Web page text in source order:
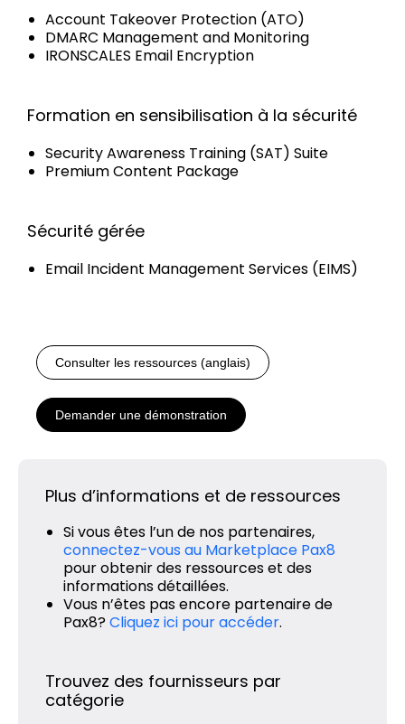
Account Takeover Protection (ATO)
DMARC Management and Monitoring
IRONSCALES Email Encryption
Formation en sensibilisation à la sécurité
Security Awareness Training (SAT) Suite
Premium Content Package
Sécurité gérée
Email Incident Management Services (EIMS)
Consulter les ressources (anglais)
Demander une démonstration
Plus d’informations et de ressources
Si vous êtes l’un de nos partenaires,
connectez-vous au Marketplace Pax8
pour obtenir des ressources et des
informations détaillées.
Vous n’êtes pas encore partenaire de
Pax8?Cliquez ici pour accéder.
Trouvez des fournisseurs par
catégorie